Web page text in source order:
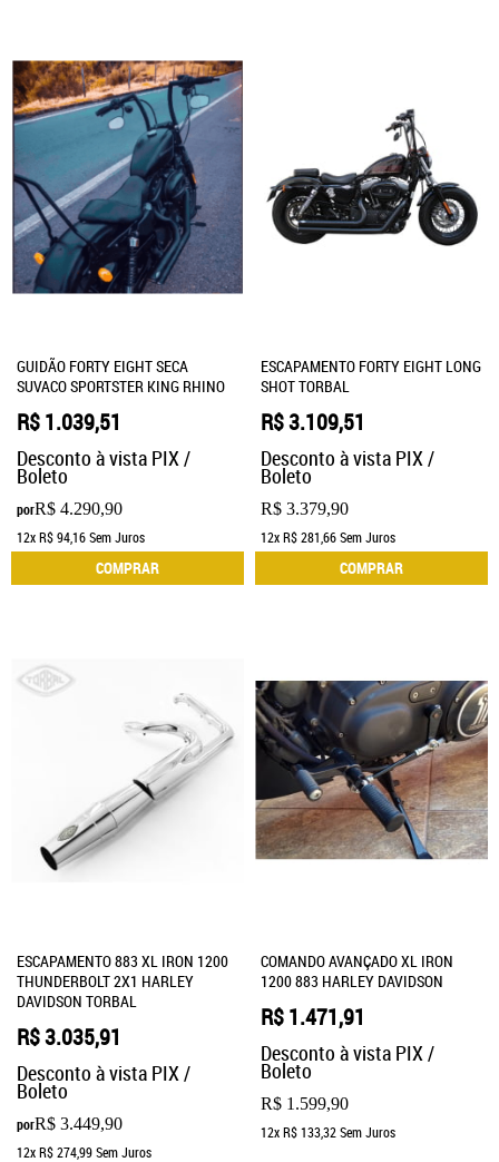
GUIDÃO FORTY EIGHT SECA
SUVACO SPORTSTER KING RHINO
porR$ 4.290,90
R$ 1.039,51
Desconto à vista PIX /
Boleto
12xR$ 94,16Sem Juros
COMPRAR
ESCAPAMENTO FORTY EIGHT LONG
SHOT TORBAL
R$ 3.379,90
R$ 3.109,51
Desconto à vista PIX /
Boleto
12xR$ 281,66Sem Juros
COMPRAR
ESCAPAMENTO 883 XL IRON 1200
THUNDERBOLT 2X1 HARLEY
DAVIDSON TORBAL
porR$ 3.449,90
R$ 3.035,91
Desconto à vista PIX /
Boleto
12xR$ 274,99Sem Juros
COMANDO AVANÇADO XL IRON
1200 883 HARLEY DAVIDSON
R$ 1.599,90
R$ 1.471,91
Desconto à vista PIX /
Boleto
12xR$ 133,32Sem Juros